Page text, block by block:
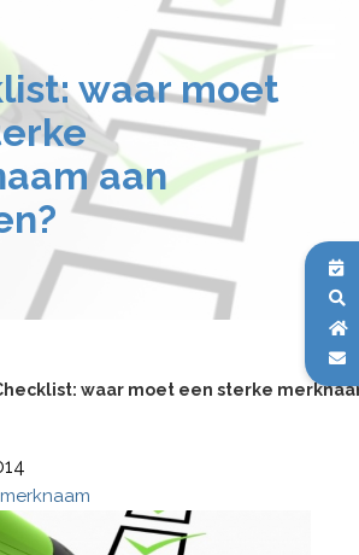
waar moet
aan
waar moet een sterke
merknaam